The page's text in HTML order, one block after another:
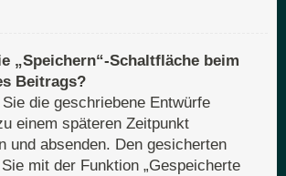
„Speichern“-Schaltfläche beim
Beitrags?
die geschriebene Entwürfe
einem späteren Zeitpunkt
und absenden. Den gesicherten
mit der Funktion „Gespeicherte